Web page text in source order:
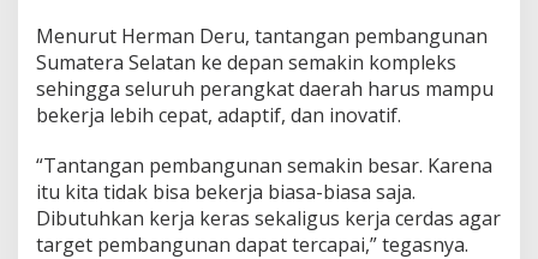
Menurut Herman Deru, tantangan pembangunan
Sumatera Selatan ke depan semakin kompleks
sehingga seluruh perangkat daerah harus mampu
bekerja lebih cepat, adaptif, dan inovatif.
“Tantangan pembangunan semakin besar. Karena
itu kita tidak bisa bekerja biasa-biasa saja.
Dibutuhkan kerja keras sekaligus kerja cerdas agar
target pembangunan dapat tercapai,” tegasnya.